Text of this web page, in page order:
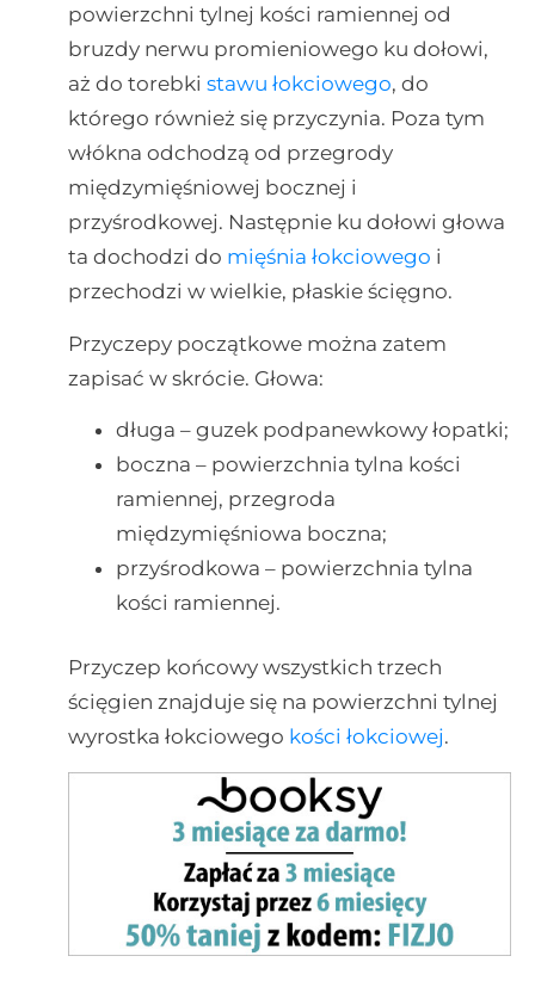
powierzchni tylnej kości ramiennej od
bruzdy nerwu promieniowego ku dołowi,
aż do torebki stawu łokciowego, do
którego również się przyczynia. Poza tym
włókna odchodzą od przegrody
międzymięśniowej bocznej i
przyśrodkowej. Następnie ku dołowi głowa
ta dochodzi do mięśnia łokciowego i
przechodzi w wielkie, płaskie ścięgno.
Przyczepy początkowe można zatem
zapisać w skrócie. Głowa:
długa – guzek podpanewkowy łopatki;
boczna – powierzchnia tylna kości
ramiennej, przegroda
międzymięśniowa boczna;
przyśrodkowa – powierzchnia tylna
kości ramiennej.
Przyczep końcowy wszystkich trzech
ścięgien znajduje się na powierzchni tylnej
wyrostka łokciowego kości łokciowej.